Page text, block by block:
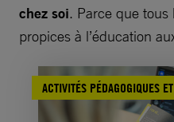
chez soi. Parce que tous
propices à l’éducation
ACTIVITÉS PÉDAGOGIQUES